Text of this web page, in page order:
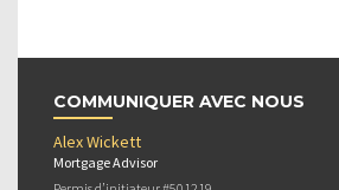
COMMUNIQUER AVEC NOUS
Alex Wickett
Mortgage Advisor